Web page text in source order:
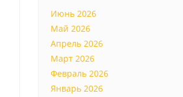
Июнь 2026
Май 2026
Апрель 2026
Март 2026
Февраль 2026
Январь 2026